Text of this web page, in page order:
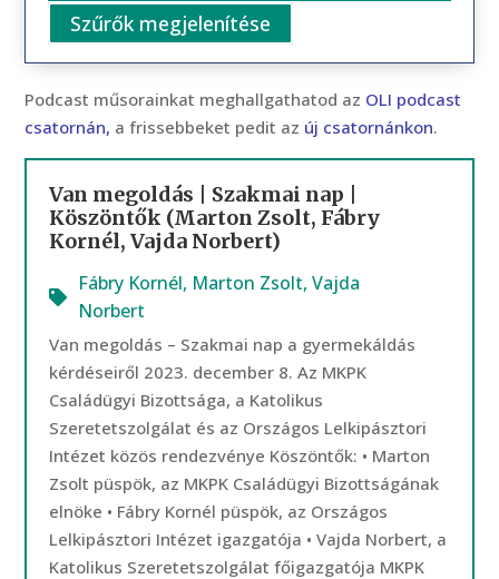
Podcast műsorainkat meghallgathatod az OLI podcast
csatornán, a frissebbeket pedit az új csatornánkon.
Van megoldás | Szakmai nap |
Köszöntők (Marton Zsolt, Fábry
Kornél, Vajda Norbert)
Fábry Kornél, Marton Zsolt,Vajda
Norbert
Van megoldás – Szakmai nap a gyermekáldás
kérdéseiről 2023. december 8. Az MKPK
Családügyi Bizottsága, a Katolikus
Szeretetszolgálat és az Országos Lelkipásztori
Intézet közös rendezvénye Köszöntők: • Marton
Zsolt püspök, az MKPK Családügyi Bizottságának
elnöke • Fábry Kornél püspök, az Országos
Lelkipásztori Intézet igazgatója • Vajda Norbert, a
Katolikus Szeretetszolgálat főigazgatója MKPK
Szűrők megjelenítése